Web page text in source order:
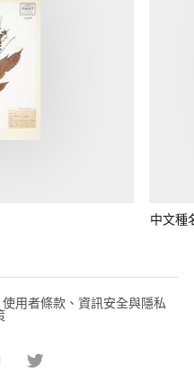
中文種
使用者條款、資訊安全與隱私